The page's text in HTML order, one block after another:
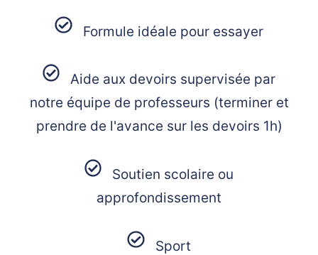
Formule idéale pour essayer
Aide aux devoirs supervisée par
notre équipe de professeurs (terminer et
prendre de l'avance sur les devoirs 1h)
Soutien scolaire ou
approfondissement
Sport